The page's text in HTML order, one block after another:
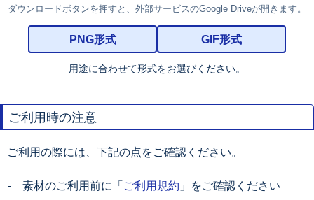
ダウンロードボタンを押すと、外部サービスのGoogle Driveが開きます。
PNG形式 GIF形式
用途に合わせて形式をお選びください。
ご利用時の注意
ご利用の際には、下記の点をご確認ください。
素材のご利用前に「 ご利用規約 」をご確認ください